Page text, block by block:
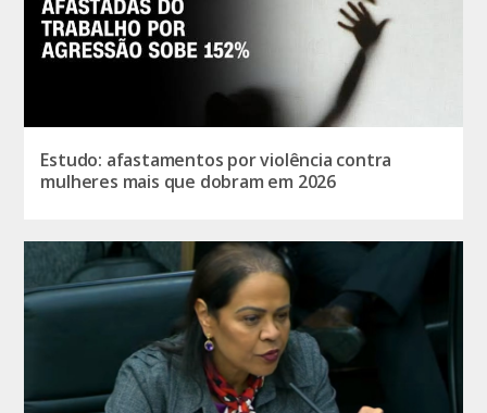
Estudo: afastamentos por violência contra
mulheres mais que dobram em 2026